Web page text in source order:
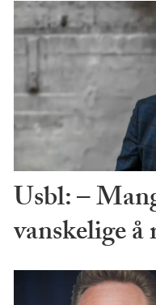
Usbl: –
vanskelige å